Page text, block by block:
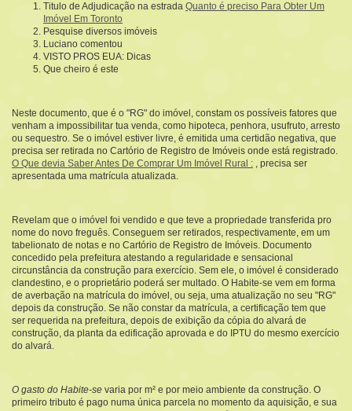
Titulo de Adjudicação na estrada Quanto é preciso Para Obter Um
Imóvel Em Toronto
Pesquise diversos imóveis
Luciano comentou
VISTO PROS EUA: Dicas
Que cheiro é este
Neste documento, que é o "RG" do imóvel, constam os possíveis fatores que
venham a impossibilitar tua venda, como hipoteca, penhora, usufruto, arresto
ou sequestro. Se o imóvel estiver livre, é emitida uma certidão negativa, que
precisa ser retirada no Cartório de Registro de Imóveis onde está registrado.
O Que devia Saber Antes De Comprar Um Imóvel Rural : , precisa ser
apresentada uma matrícula atualizada.
Revelam que o imóvel foi vendido e que teve a propriedade transferida pro
nome do novo freguês. Conseguem ser retirados, respectivamente, em um
tabelionato de notas e no Cartório de Registro de Imóveis. Documento
concedido pela prefeitura atestando a regularidade e sensacional
circunstância da construção para exercício. Sem ele, o imóvel é considerado
clandestino, e o proprietário poderá ser multado. O Habite-se vem em forma
de averbação na matrícula do imóvel, ou seja, uma atualização no seu "RG"
depois da construção. Se não constar da matrícula, a certificação tem que
ser requerida na prefeitura, depois de exibição da cópia do alvará de
construção, da planta da edificação aprovada e do IPTU do mesmo exercício
do alvará.
O gasto do Habite-se varia por m² e por meio ambiente da construção. O
primeiro tributo é pago numa única parcela no momento da aquisição, e sua